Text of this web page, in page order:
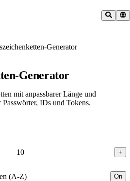
Generator
Generator
mit anpassbarer Länge und
IDs und Tokens.
10 +
(A-Z) On